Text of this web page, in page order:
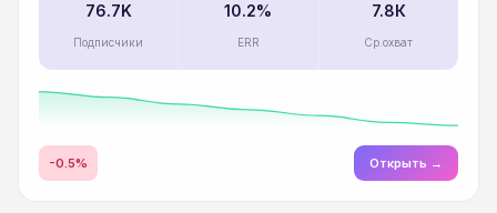
76.7K
Подписчики
10.2%
ERR
7.8К
Ср.охват
-0.5% Открыть →